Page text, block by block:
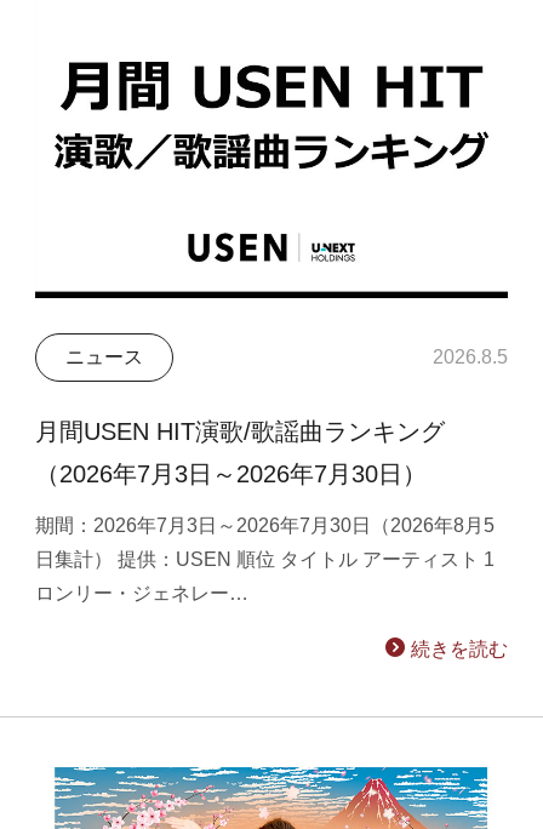
ニュース 2026.8.5
月間USEN HIT演歌/歌謡曲ランキング
（2026年7月3日～2026年7月30日）
期間：2026年7月3日～2026年7月30日（2026年8月5
日集計） 提供：USEN 順位 タイトル アーティスト 1
ロンリー・ジェネレー…
続きを読む